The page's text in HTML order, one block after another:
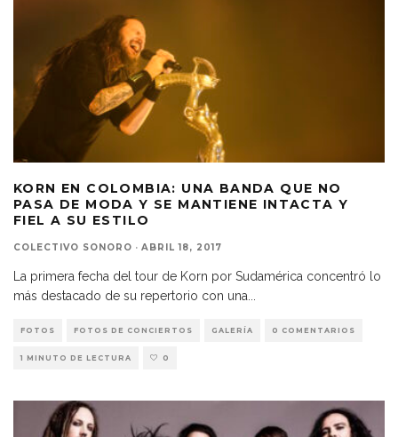
KORN EN COLOMBIA: UNA BANDA QUE NO
PASA DE MODA Y SE MANTIENE INTACTA Y
FIEL A SU ESTILO
COLECTIVO SONORO · ABRIL 18, 2017
La primera fecha del tour de Korn por Sudamérica concentró lo
más destacado de su repertorio con una
FOTOS FOTOS DE CONCIERTOS GALERÍA 0 COMENTARIOS
1 MINUTO DE LECTURA 0